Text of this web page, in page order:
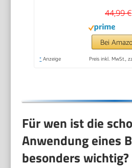
Rasur –
komplett
rasieren,
QP1924/
44,99 €
Bei
* Anzeige Preis inkl. MwSt.,
Für wen ist die
Anwendung eines
besonders wichtig?